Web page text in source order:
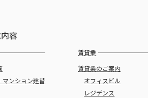
容
マンション建替
賃貸業
賃貸業のご案内
オフィスビル
レジデンス